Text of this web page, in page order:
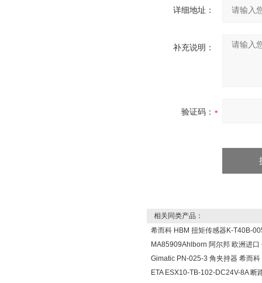
详细地址：
补充说明：
验证码：
相关同类产品：
希而科 HBM 扭矩传感器K-T40B-
MA85909Ahlborn 阿尔邦 欧洲进口
Gimatic PN-025-3 角夹持器 希而科
ETA ESX10-TB-102-DC24V-8A 断